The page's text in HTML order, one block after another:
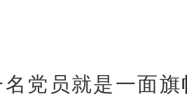
名党员就是一面